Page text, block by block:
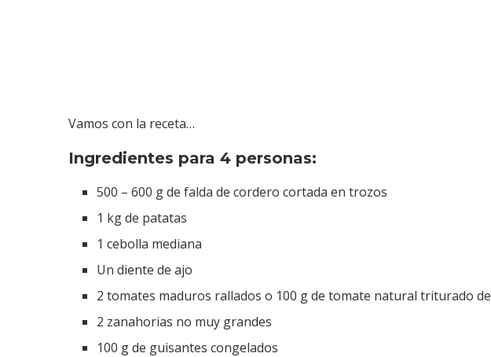
Vamos con la receta…
Ingredientes para 4 personas:
500 – 600 g de falda de cordero cortada en trozos
1 kg de patatas
1 cebolla mediana
Un diente de ajo
2 tomates maduros rallados o 100 g de tomate natural triturado
2 zanahorias no muy grandes
100 g de guisantes congelados